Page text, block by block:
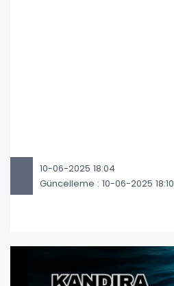
10-06-2025 18:04
Güncelleme : 10-06-2025 18:10